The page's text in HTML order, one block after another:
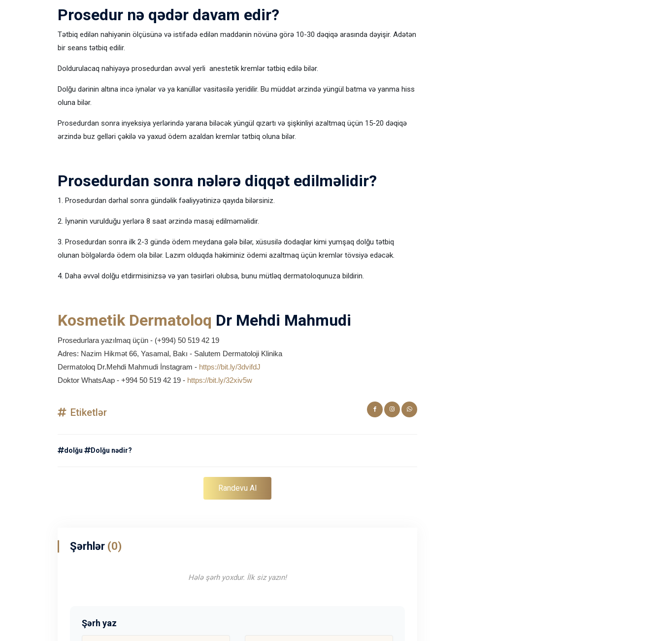
Prosedur nə qədər davam edir?
Tətbiq edilən nahiyənin ölçüsünə və istifadə edilən maddənin növünə görə 10-30 dəqiqə arasında dəyişir. Adətən
bir seans tətbiq edilir.
Doldurulacaq nahiyəyə prosedurdan əvvəl yerli anestetik kremlər tətbiq edilə bilər.
Dolğu dərinin altına incə iynələr və ya kanüllər vasitəsilə yeridilir. Bu müddət ərzində yüngül batma və yanma hiss
oluna bilər.
Prosedurdan sonra inyeksiya yerlərində yarana biləcək yüngül qızartı və şişkinliyi azaltmaq üçün 15-20 dəqiqə
ərzində buz gelləri çəkilə və yaxud ödem azaldan kremlər tətbiq oluna bilər.
Prosedurdan sonra nələrə diqqət edilməlidir?
1. Prosedurdan dərhal sonra gündəlik fəaliyyətinizə qayıda bilərsiniz.
2. İynənin vurulduğu yerlərə 8 saat ərzində masaj edilməməlidir.
3. Prosedurdan sonra ilk 2-3 gündə ödem meydana gələ bilər, xüsusilə dodaqlar kimi yumşaq dolğu tətbiq
olunan bölgələrdə ödem ola bilər. Lazım olduqda həkiminiz ödemi azaltmaq üçün kremlər tövsiyə edəcək.
4. Daha əvvəl dolğu etdirmisinizsə və yan təsirləri olubsa, bunu mütləq dermatoloqunuza bildirin.
Kosmetik Dermatoloq Dr Mehdi Mahmudi
Prosedurlara yazılmaq üçün - (+994) 50 519 42 19
Adres: Nazim Hikmət 66, Yasamal, Bakı - Salutem Dermatoloji Klinika
Dermatoloq Dr.Mehdi Mahmudi İnstagram - https://bit.ly/3dvifdJ
Doktor WhatsAap - +994 50 519 42 19 - https://bit.ly/32xiv5w
Etiketlər
dolğu Dolğu nədir?
Randevu Al
Şərhlər (0)
Hələ şərh yoxdur. İlk siz yazın!
Şərh yaz